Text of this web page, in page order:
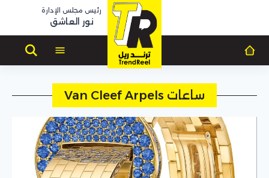
رئيس مجلس الإدارة
نور العاشق
ساعات Van Cleef Arpels